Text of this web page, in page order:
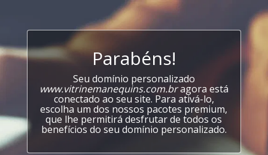
Parabéns!
Seu domínio personalizado
www.vitrinemanequins.com.bragora está
conectado ao seu site. Para ativá-lo,
escolha um dos nossos pacotes premium,
que lhe permitirá desfrutar de todos os
benefícios do seu domínio personalizado.